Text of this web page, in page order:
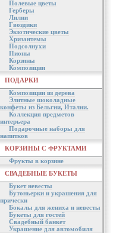
Полевые цветы
Герберы
Лилии
Гвоздики
Экзотические цветы
Хризантемы
Подсолнухи
Пионы
Корзины
Композиции
ПОДАРКИ
Композиции из дерева
Элитные шоколадные
конфеты из Бельгии, Италии.
Коллекция предметов
интерьера
Подарочные наборы для
напитков
КОРЗИНЫ С ФРУКТАМИ
Фрукты в корзине
СВАДЕБНЫЕ БУКЕТЫ
Букет невесты
Бутоньерки и украшения для
прически
Бокалы для жениха и невесты
Букеты для гостей
Свадебный банкет
Украшение для автомобиля